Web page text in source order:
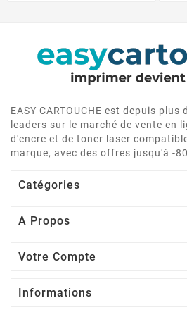
EASY CARTOUCHE est depuis plus
leaders sur le marché de vente en
d'encre et de toner laser
marque, avec des offres jusqu'à -
Catégories
A Propos
Votre Compte
Informations